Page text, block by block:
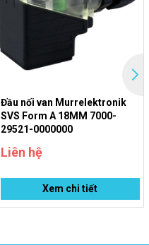
Đầu nối van Murrelektronik
SVS Form A 18MM 7000-
29521-0000000
Liên hệ
Xem chi tiết